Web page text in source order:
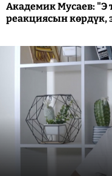
Академик Мусаев: "Э
реакциясын көрдүк,